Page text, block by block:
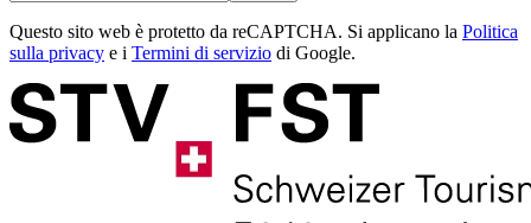
Questo sito web è protetto da reCAPTCHA. Si applicano la Politica
sulla privacy e i Termini di servizio di Google.